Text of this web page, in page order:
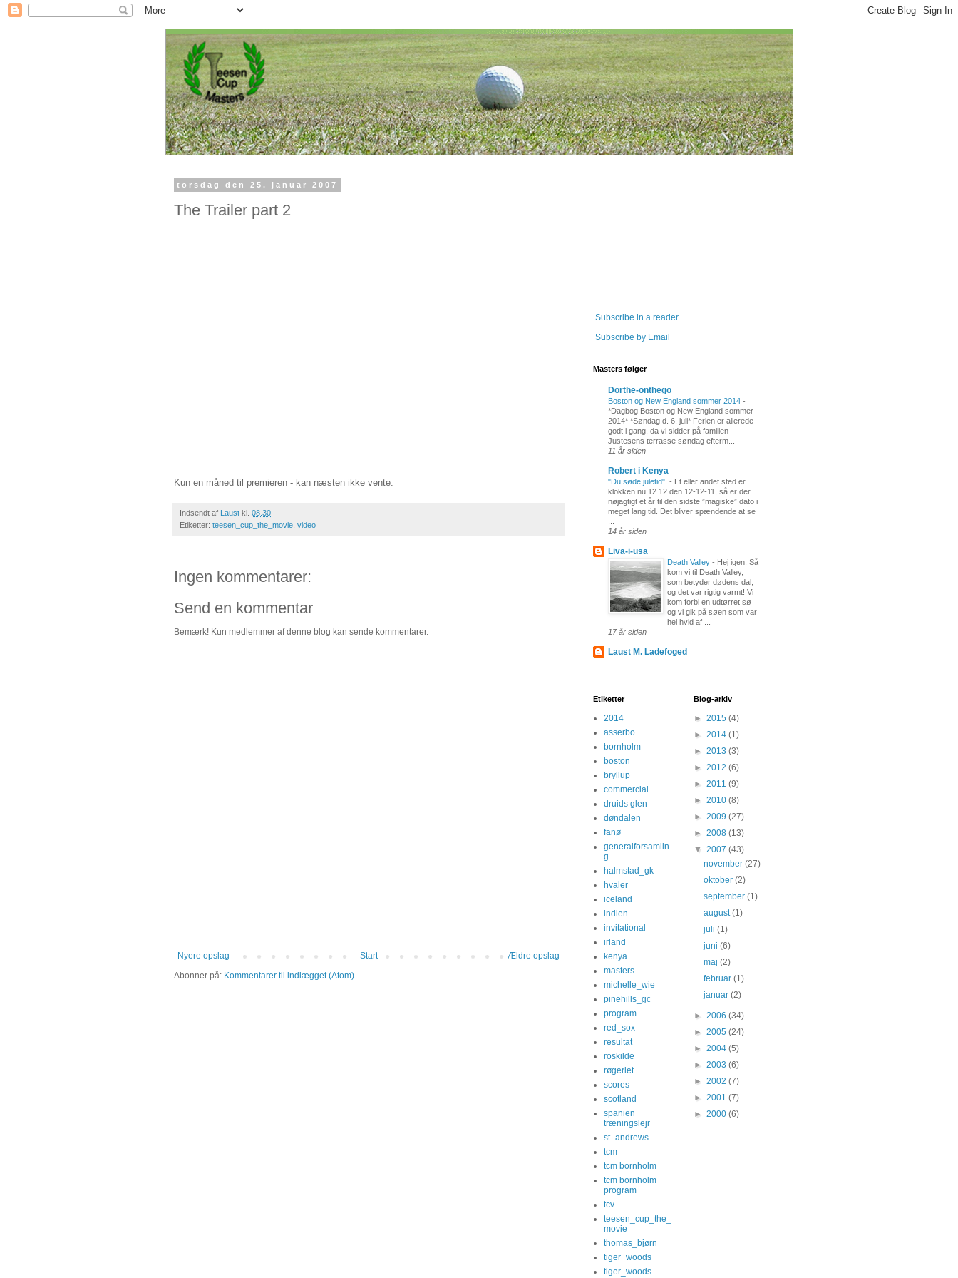
torsdag den 25. januar 2007
The Trailer part 2
Kun en måned til premieren - kan næsten ikke vente.
Indsendt af Laust kl. 08.30
Etiketter: teesen_cup_the_movie video
Ingen kommentarer:
Send en kommentar
Bemærk! Kun medlemmer af denne blog kan sende kommentarer.
Nyere opslag Ældre opslag
Start
Abonner på: Kommentarer til indlægget (Atom)
Subscribe in a reader
Subscribe by Email
Masters følger
Dorthe-onthego
Boston og New England sommer 2014 -
*Dagbog Boston og New England sommer
2014* *Søndag d. 6. juli* Ferien er allerede
godt i gang, da vi sidder på familien
Justesens terrasse søndag efterm...
11 år siden
Robert i Kenya
"Du søde juletid". - Et eller andet sted er
klokken nu 12.12 den 12-12-11, så er der
nøjagtigt et år til den sidste ”magiske” dato i
meget lang tid. Det bliver spændende at se
14 år siden
Liva-i-usa
Death Valley - Hej igen. Så
kom vi til Death Valley,
som betyder dødens dal,
og det var rigtig varmt! Vi
kom forbi en udtørret sø
og vi gik på søen som var
hel hvid af ...
17 år siden
Laust M. Ladefoged
-
Etiketter
2014
asserbo
bornholm
boston
bryllup
commercial
druids glen
døndalen
fanø
generalforsamlin
g
halmstad_gk
hvaler
iceland
indien
invitational
irland
kenya
masters
michelle_wie
pinehills_gc
program
red_sox
resultat
roskilde
røgeriet
scores
scotland
spanien
træningslejr
st_andrews
tcm
tcm bornholm
tcm bornholm
program
tcv
teesen_cup_the_
movie
thomas_bjørn
tiger_woods
tiger_woods
Blog-arkiv
► 2015 (4)
► 2014 (1)
► 2013 (3)
► 2012 (6)
► 2011 (9)
► 2010 (8)
► 2009 (27)
► 2008 (13)
▼ 2007 (43)
november(27)
oktober(2)
september(1)
august(1)
juli(1)
juni(6)
maj(2)
februar(1)
januar(2)
► 2006 (34)
► 2005 (24)
► 2004 (5)
► 2003 (6)
► 2002 (7)
► 2001 (7)
► 2000 (6)